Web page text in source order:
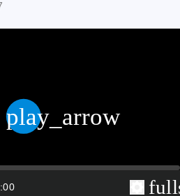
play_arrow